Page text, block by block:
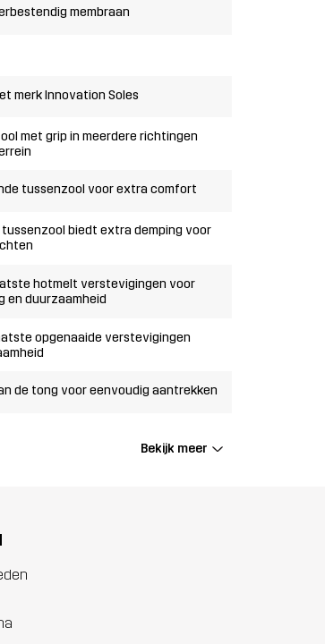
membraan
merk Innovation Soles
met grip in meerdere richtingen
tussenzool voor extra comfort
biedt extra demping voor
hotmelt verstevigingen voor
en duurzaamheid
opgenaaide verstevigingen
de tong voor eenvoudig aantrekken
Bekijk meer